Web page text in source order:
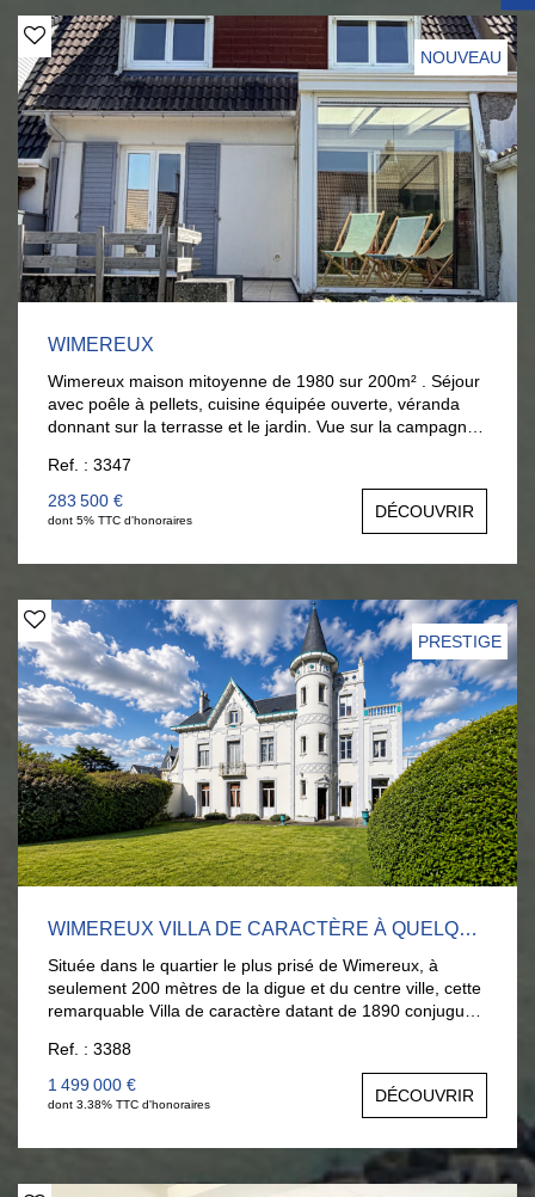
NOUVEAU
WIMEREUX
Wimereux maison mitoyenne de 1980 sur 200m² . Séjour
avec poêle à pellets, cuisine équipée ouverte, véranda
donnant sur la terrasse et le jardin. Vue sur la campagne.
aménagés. Jardin et garage. Pour visiter AGENCE
LARIVIERE 03.21.32.42.67.
Ref. : 3347
283 500 €
dont 5% TTC d'honoraires DÉCOUVRIR
PRESTIGE
WIMEREUX VILLA DE CARACTÈRE À QUELQUES PAS DE LA MER.
Située dans le quartier le plus prisé de Wimereux, à
seulement 200 mètres de la digue et du centre ville, cette
remarquable Villa de caractère datant de 1890 conjugue
d'exception. Développant 321m², la propriété offre de
beaux espaces de réception baignés de lumière, une
cuisine équipée, 5 chambres, 2 salles de bains, une salle
d'eau. Une belle grande terrasse s'ouvre sur un jardin de
1010m² (possibilité d'y intégrer une piscine) Les
prestations annexes renforcent le confort de cette
demeure ; double garage, nombreux espaces de
Ref. : 3388
1 499 000 €
dont 3.38% TTC d'honoraires DÉCOUVRIR